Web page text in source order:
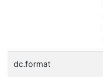
dc.format